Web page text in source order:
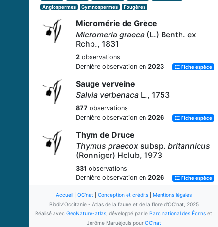
Angiospermes
Gymnospermes Fougères
Micromérie de Grèce
Micromeria graeca (L.) Benth. ex
Rchb., 1831
2 observations
Dernière observation en 2023 Fiche espèce
Sauge verveine
Salvia verbenaca L., 1753
877 observations
Dernière observation en 2026 Fiche espèce
Thym de Druce
Thymus praecox subsp. britannicus
(Ronniger) Holub, 1973
331 observations
Dernière observation en 2026 Fiche espèce
Sauge à petites feuilles
Salvia microphyllaKunth, 1818
observations
Accueil| OC'nat| Conception et crédits| Mentions légales
Biodiv'Occitanie - Atlas de la faune et de la flore d'OC'nat, 2025
Réalisé avec GeoNature-atlas , développé par le Parc national des Écrins et
Jérôme Maruéjouls pour OC'nat